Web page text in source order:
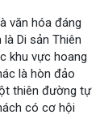
văn hóa đáng
Di sản Thiên
khu vực hoang
là hòn đảo
thiên đường tự
có cơ hội